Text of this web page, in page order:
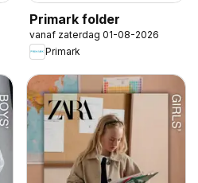
Primark folder
vanaf zaterdag 01-08-2026
Primark